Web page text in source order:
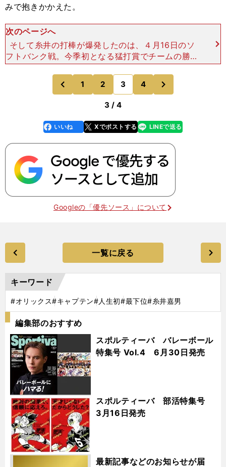
みで抱きかかえた。
次のページへ
そして糸井の打棒が爆発したのは、４月16日のソ
フトバンク戦。今季初となる猛打賞でチームの勝利
に貢献した。試合後は「まだまだや」と話したが、
糸井の打撃が息を吹き返したのは明らかだった。糸
井の打棒復活とと
前
のページへ
1 2 3 4
のページへ
3 / 4
faceboo
k
いいね Xでポストする
line LINEで送る
Googleの「優先ソース」について
一覧に戻る
キーワード
#オリックス#キャプテン#人生初#最下位#糸井嘉男
編集部のおすすめ
スポルティーバ バレーボール
特集号 Vol.4 6月30日発売
スポルティーバ 部活特集号
3月16日発売
最新記事などのお知らせが届